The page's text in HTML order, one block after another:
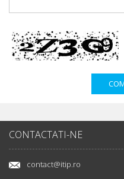
CONTACTATI-NE
contact@itip.ro